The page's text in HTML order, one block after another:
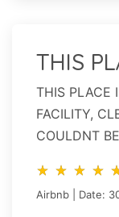
THIS
THIS PLACE
FACILITY,
COULDNT
star_rate star_rate star_rate star_rate
star_rate star_rate star_rate star_rate
Airbnb | Date: